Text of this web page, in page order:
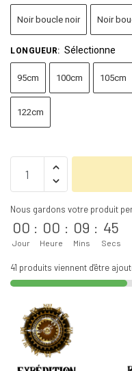
Noir boucle noir Noir
LONGUEUR: Sélectionne
95cm 100cm 105cm
122cm
Nous gardons votre produit
00
Jour
: 00
Heure
: 09
Mins
: 44
Secs
41 produits viennent d'être